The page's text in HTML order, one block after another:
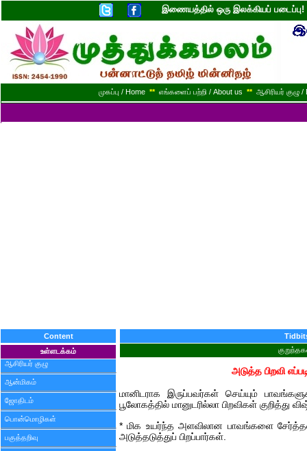
இணையத்தில் ஒரு இலக்கியப்
முகப்பு / Home ** எங்களைப் பற்றி / About us ** ஆசிரியர் குழு
Content
உள்ளடக்கம்
ஆசிரியர் குழு
ஆன்மிகம்
ஜோதிடம்
பொன்மொழிகள்
பகுத்தறிவு
அடுத்த பிறவி
மானிடராக இருப்பவர்கள் செய்யும்
பூலோகத்தில் மானுடரில்லா பிறவிகள் குறித்து
* மிக உயர்ந்த அளவிலான பாவங்களை
அடுத்தடுத்துப் பிறப்பார்கள்.